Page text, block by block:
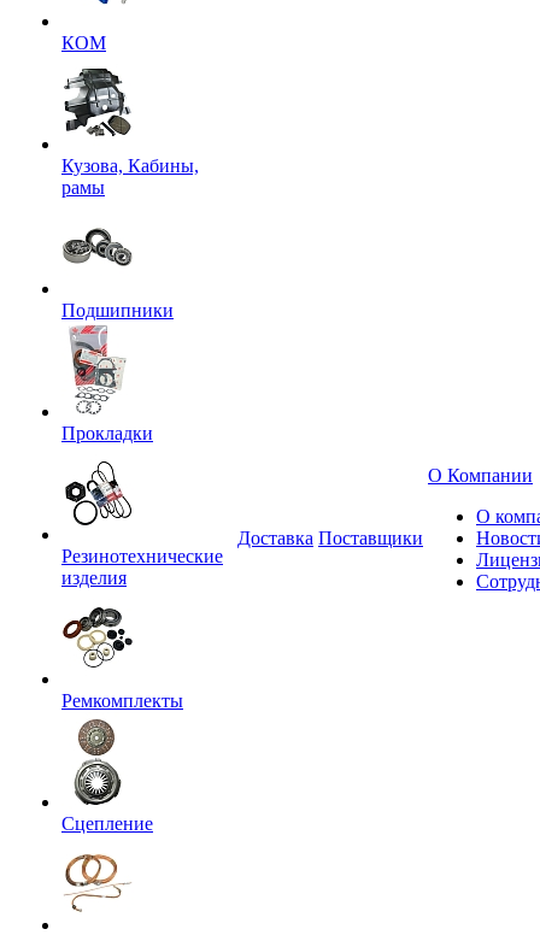
КОМ
Кузова, Кабины,
рамы
Подшипники
Прокладки
Резинотехнические
изделия
Ремкомплекты
Сцепление
Доставка Поставщики
О Компании
О